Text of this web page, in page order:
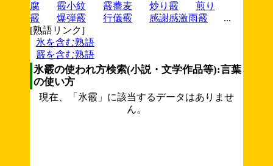
腐
霰小紋 霰蕎麦 炒り霰
煎り
霰
爆弾霰 行儀霰 感謝感激雨霰
...
[熟語リンク]
氷を含む熟語
霰を含む熟語
氷霰の使われ方検索(小説・文学作品等):言葉
の使い方
現在、「氷霰」に該当するデータはありませ
ん。